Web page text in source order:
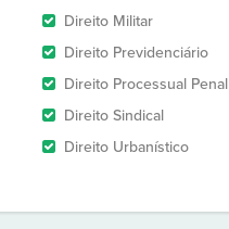
Direito Militar
Direito Previdenciário
Direito Processual Penal
Direito Sindical
Direito Urbanístico